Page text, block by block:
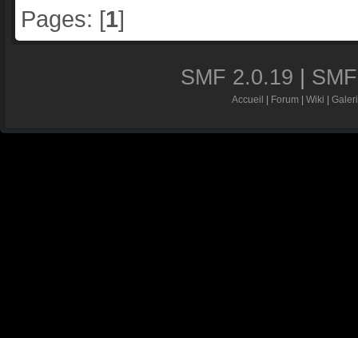
Pages: [1]
SMF 2.0.19
Accueil Forum Wiki